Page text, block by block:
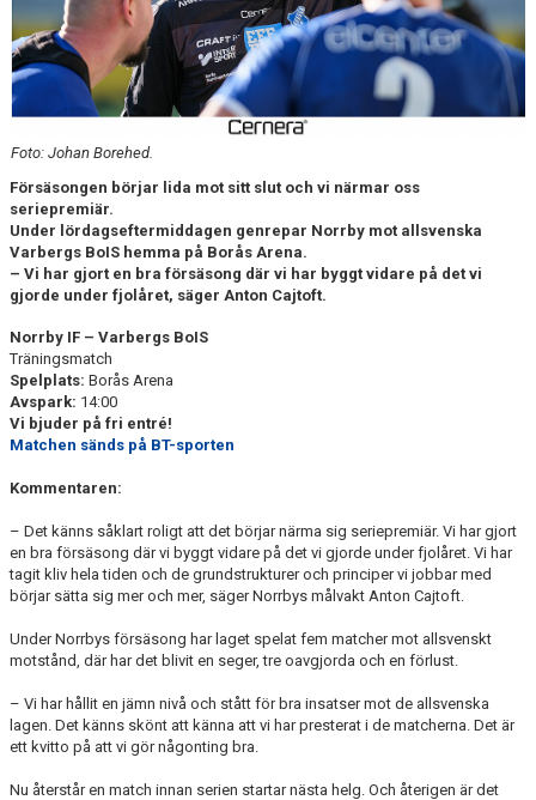
DOKUMENT
BILDARKIV
BILDER 2025
TABELL ETTAN SÖDRA 2025
Foto: Johan Borehed.
Försäsongen börjar lida mot sitt slut och vi närmar oss
seriepremiär.
Under lördagseftermiddagen genrepar Norrby mot allsvenska
Varbergs BoIS hemma på Borås Arena.
– Vi har gjort en bra försäsong där vi har byggt vidare på det vi
gjorde under fjolåret, säger Anton Cajtoft.
Norrby IF – Varbergs BoIS
Träningsmatch
Spelplats: Borås Arena
Avspark: 14:00
Vi bjuder på fri entré!
Matchen sänds på BT-sporten
Kommentaren:
– Det känns såklart roligt att det börjar närma sig seriepremiär. Vi har gjort
en bra försäsong där vi byggt vidare på det vi gjorde under fjolåret. Vi har
tagit kliv hela tiden och de grundstrukturer och principer vi jobbar med
börjar sätta sig mer och mer, säger Norrbys målvakt Anton Cajtoft.
Under Norrbys försäsong har laget spelat fem matcher mot allsvenskt
motstånd, där har det blivit en seger, tre oavgjorda och en förlust.
– Vi har hållit en jämn nivå och stått för bra insatser mot de allsvenska
lagen. Det känns skönt att känna att vi har presterat i de matcherna. Det är
ett kvitto på att vi gör någonting bra.
Nu återstår en match innan serien startar nästa helg. Och återigen är det